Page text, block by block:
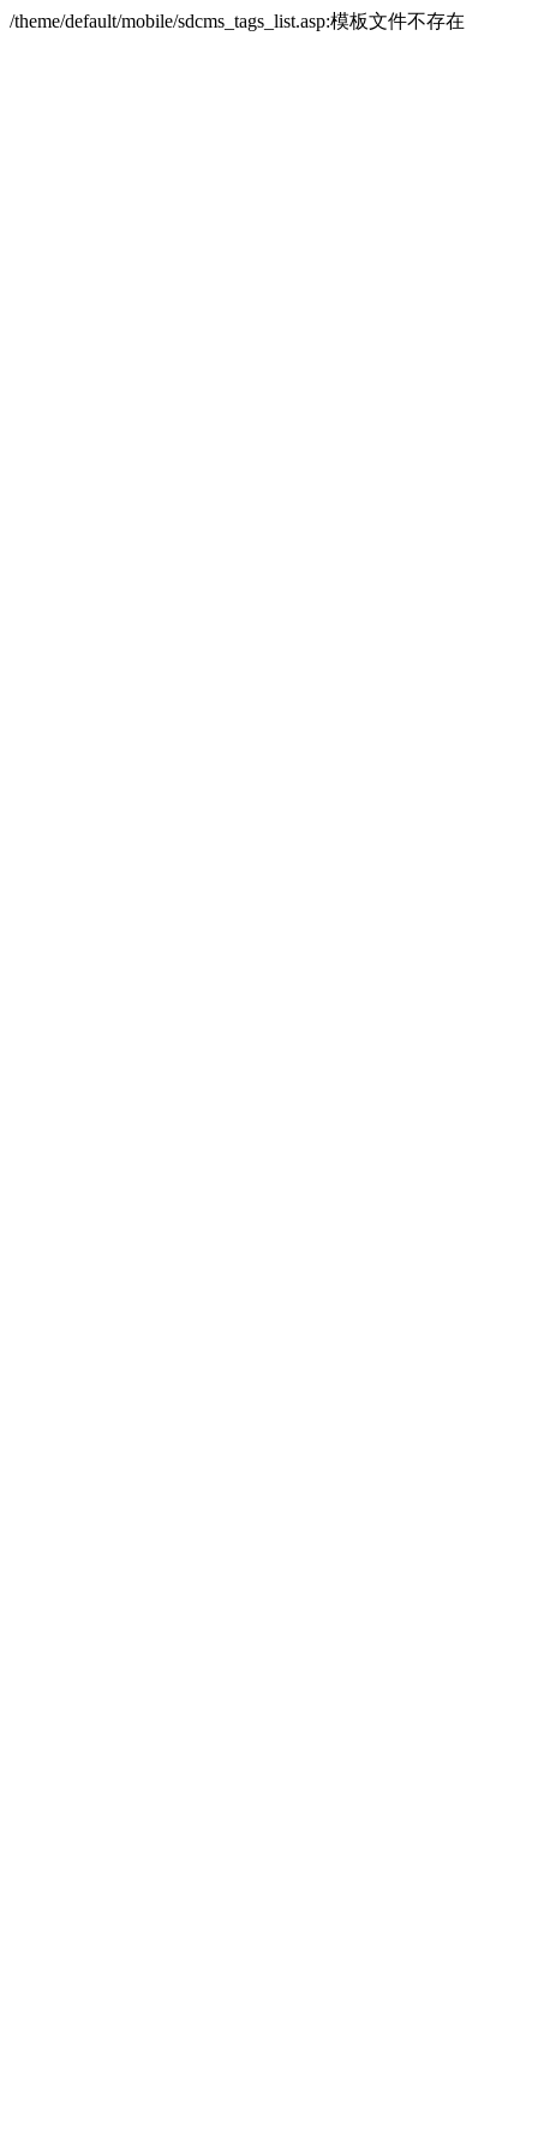
/theme/default/mobile/sdcms_tags_list.asp:模板文件不存在